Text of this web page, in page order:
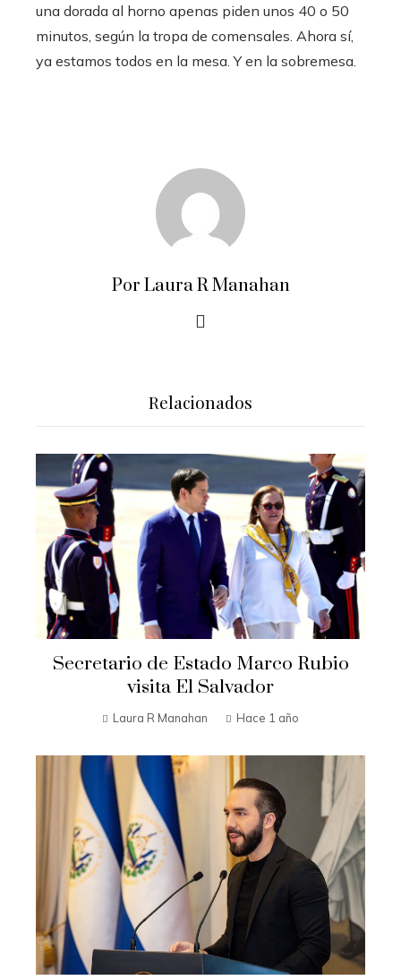
una dorada al horno apenas piden unos 40 o 50
minutos, según la tropa de comensales. Ahora sí,
ya estamos todos en la mesa. Y en la sobremesa.
Por Laura R Manahan
Relacionados
Secretario de Estado Marco Rubio
visita El Salvador
Laura R Manahan Hace 1 año